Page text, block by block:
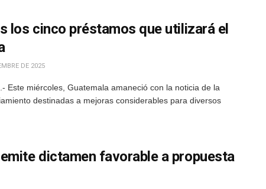
los cinco préstamos que utilizará el
DE 2025
Este miércoles, Guatemala amaneció con la noticia de la
destinadas a mejoras considerables para diversos
dictamen favorable a propuesta